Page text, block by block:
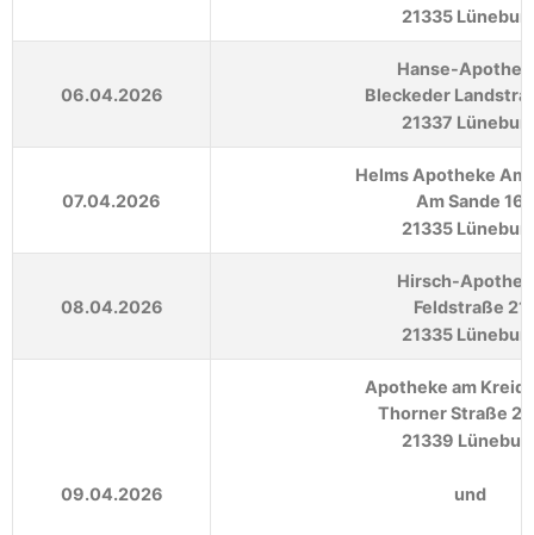
21335
06.04.2026
Hanse-
Bleckeder
21337
07.04.2026
Helms Apotheke Am
Am Sande 16
21335
08.04.2026
Hirsch-
Feldstraße 21
21335
09.04.2026
Apotheke am
Thorner Straße
21339
und